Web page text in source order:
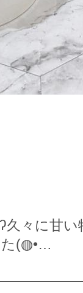
久々に甘
た(⁠◍⁠•⁠…